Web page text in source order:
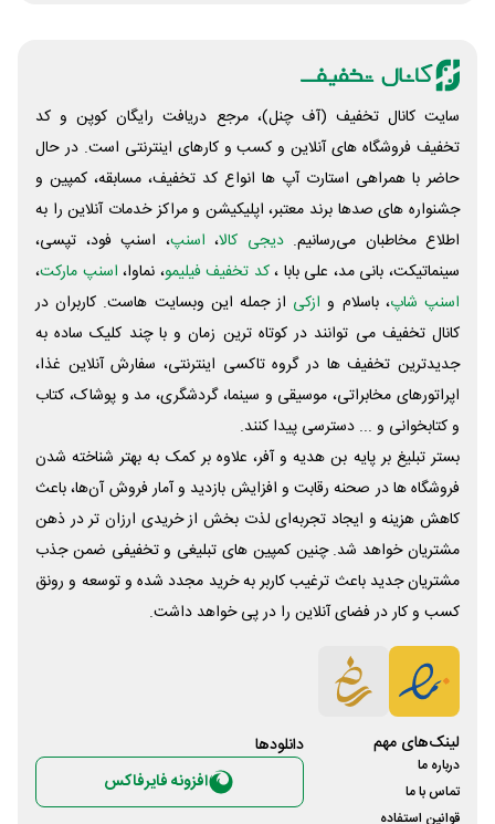
سایت کانال تخفیف (آف چنل)، مرجع دریافت رایگان کوپن و کد
تخفیف فروشگاه های آنلاین و کسب و‌ کارهای اینترنتی است. در حال
حاضر با همراهی استارت آپ ها انواع کد تخفیف، مسابقه، کمپین و
جشنواره های صدها برند معتبر، اپلیکیشن و مراکز خدمات آنلاین را به
اطلاع مخاطبان می‌رسانیم. دیجی کالا، اسنپ، اسنپ فود، تپسی،
سینماتیکت، بانی مد، علی‌ بابا ،کد تخفیف فیلیمو، نماوا، اسنپ مارکت،
اسنپ شاپ، باسلام و ازکی از جمله این وبسایت ‌هاست. کاربران در
کانال تخفیف می توانند در کوتاه ترین زمان و با چند کلیک ساده به
جدیدترین تخفیف ها در گروه تاکسی اینترنتی، سفارش آنلاین غذا،
اپراتورهای مخابراتی، موسیقی و سینما، گردشگری، مد و پوشاک، کتاب
و کتابخوانی و ... دسترسی پیدا کنند.
بستر تبلیغ بر پایه بن هدیه و آفر، علاوه بر کمک به بهتر شناخته شدن
فروشگاه ها در صحنه رقابت و افزایش بازدید و آمار فروش آن‌ها، باعث
کاهش هزینه و ایجاد تجربه‌ای لذت بخش از خریدی ارزان تر در ذهن
مشتریان خواهد شد. چنین کمپین های تبلیغی و تخفیفی ضمن جذب
مشتریان جدید باعث ترغیب کاربر به خرید مجدد شده و توسعه و رونق
کسب و کار در فضای آنلاین را در پی خواهد داشت.
لینک‌های مهم
درباره ما
تماس با ما
قوانین استفاده
دانلود‌ها
افزونه فایرفاکس